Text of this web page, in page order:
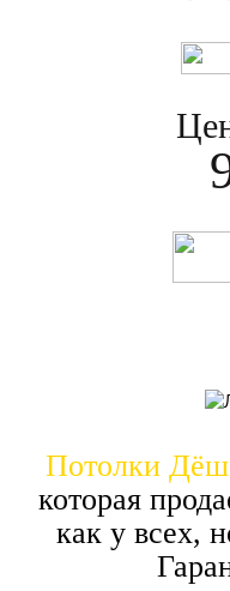
Потолки
которая
как у всех,